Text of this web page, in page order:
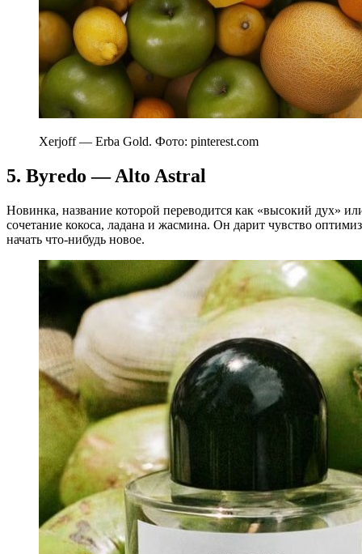
Xerjoff — Erba Gold. Фото: pinterest.com
5. Byredo — Alto Astral
Новинка, название которой переводится как «высокий дух»
сочетание кокоса, ладана и жасмина. Он дарит чувство
начать что-нибудь новое.